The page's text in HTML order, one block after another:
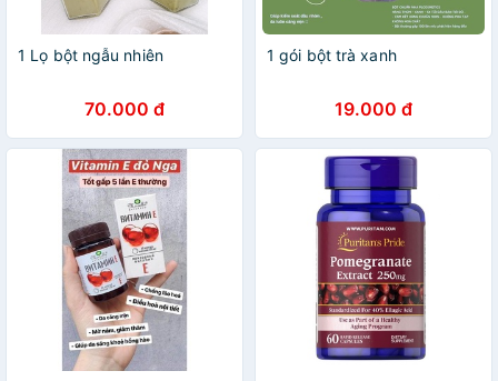
1 Lọ bột ngẫu nhiên
70.000 đ
1 gói bột trà xanh
19.000 đ